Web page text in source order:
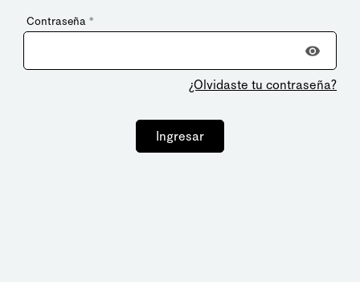
Contraseña *
¿Olvidaste tu contraseña?
Ingresar